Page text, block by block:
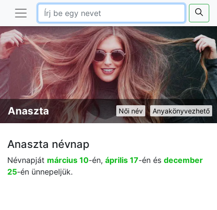
Anyakönyvezhető
Női név
Anaszta
Anaszta névnap
Névnapját március 10-én, április 17-én és december
25-én ünnepeljük.